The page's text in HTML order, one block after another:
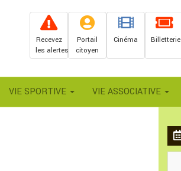
Billetterie
Cinéma
Portail
citoyen
Recevez
les alertes
VIE SPORTIVE VIE ASSOCIATIVE